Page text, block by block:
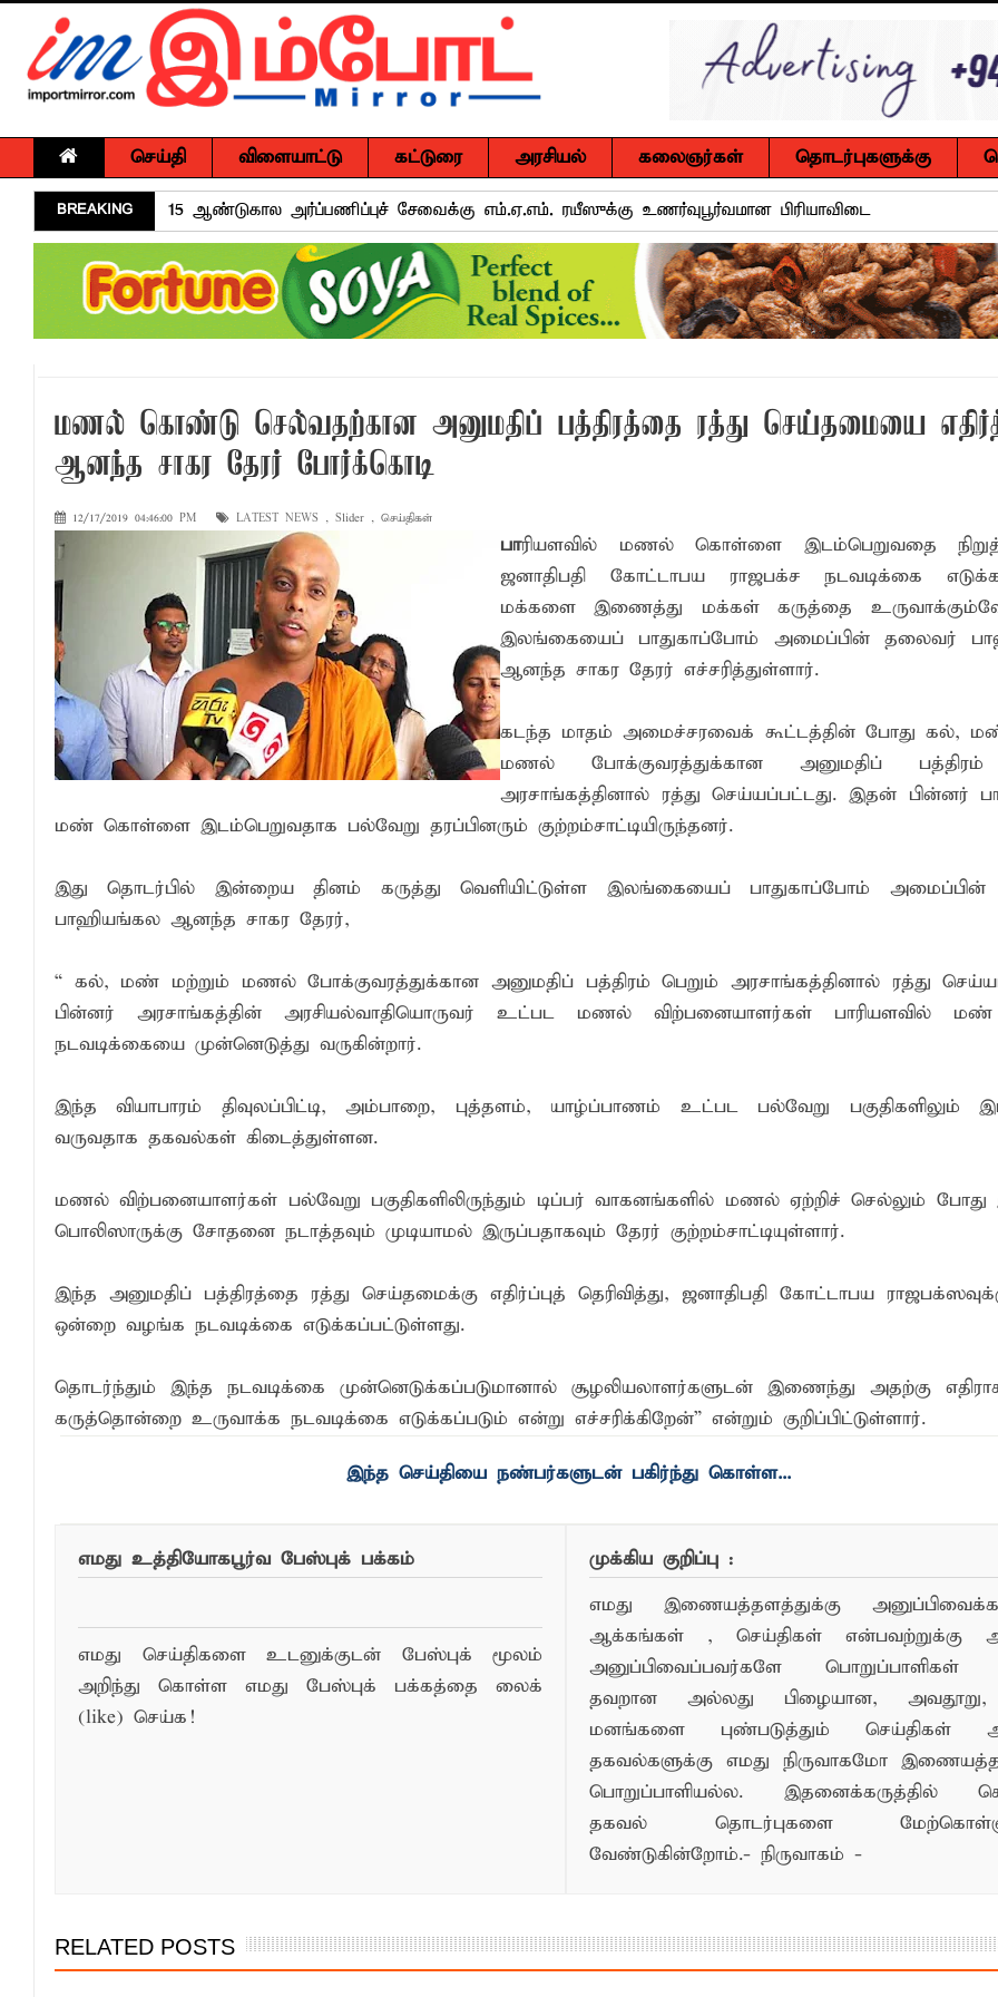
செய்தி விளையாட்டு கட்டுரை அரசியல் கலைஞர்கள் தொடர்புகளுக்கு
BREAKING
15 ஆண்டுகால அர்ப்பணிப்புச் சேவைக்கு எம்.ஏ.எம். ரயீஸுக்கு உணர்வுபூர்வமான பிரியாவிடை
அர்ப்பணிப்புமிக்க சேவைக்காக முகம்மது புசைலுக்கு தென்கிழக்குப் பல்கலைக்கழகத்தில் கௌரவம்!
சுகாதார விதிமுறைகளை மீறிய வியாபாரிகளுக்கு எதிராகச் சட்ட நடவடிக்கை! மனித நுகர்வுக்குப்
மாளிகைக்காட்டிற்கு நிரந்தர மாற்று மையவாடி அமைப்பது குறித்து விசேட ஆலோசனைக் கூட்டம் :
வவுனியாவில் சர்வதேச சகோதரிகள் தினம்!
பகிடிவதைக்கு பூஜ்ஜிய சகிப்புத்தன்மை: "ஒரு மாணவனின் கனவைக் கலைக்காதீர்கள்" – தென்கிழக்குப்
கல்முனை - பாண்டிருப்பில் வீதி விபத்து ஒருவர் உயிரிழப்பு, மற்றையவர் அவசர சிகிச்சை பிரிவில்
NGO சட்டமூலத்திற்கு எதிராக பாராளுமன்ற உறுப்பினர்கள் வாக்களிக்க வேண்டும் – மனித உரிமைகள்
வேண்டுகோள்
அக்கரைப்பற்று பொலிஸ் பிரிவில் அதிரடிப் போக்குவரத்துச் சோதனை- 187 வழக்குகள் பதிவு, 23 மோட்டார்
தென்கிழக்குப் பல்கலைக்கழகத்தில் புவித் தகவல் தொழில்நுட்ப குறுகியகால கற்கைநெறி ஆரம்பம்: பன்முகக்
காலத்தின் தேவை – பீடாதிபதி பேராசிரியர் எம். எம். பாஸில்
தீகவாபியில் பயிர்ச்செய்கைகள் நாசம்- அறுவடைக்குத் தயாராகவிருந்த நெல் வயல்களை துவம்சம் செய்த
தென்கிழக்குப் பல்கலைக்கழகத்திற்கு மேலும் ஓர் பெருமை
தென்கிழக்குப் பல்கலையில் மூன்று நாட்கள், ஒன்பது அமர்வுகள்; 3,397 பட்டதாரிகளுக்கு பட்டங்கள் –
நினைவுப் பதக்கங்கள் மற்றும் சிறப்புப் பரிசுகள்
இலங்கை அஹ்திய்யா பாடசாலைகளின் 75ஆவது ஆண்டு பவள விழா ஏற்பாடுகள் தொடர்பாக அம்பாறை
தென்கிழக்குப் பல்கலைக்கழக ஊழியர் சங்கத்தின் புதிய செயலாளராக நாபி எம். முஸ்னி பதவியேற்பு
சாய்ந்தமருது லீடர் அஸ்ரப் வித்தியாலயத்தில் சுற்றாடல் சார் செயற்பாட்டு முகாம்
சாய்ந்தமருது ரியல் பிளாஸ்டர் விளையாட்டுக் கழகத்தின் ரீஜென்சி டி20 பிளாஸ்ட் கிரிக்கெட் சுற்றுப்போட்டி
சாய்ந்தமருதில் தாய்ப்பால் ஊட்டல் வாரத்தை முன்னிட்டு கர்ப்பிணி மற்றும் பாலூட்டும் தாய்மார்களுக்கான
மணல் கொண்டு செல்வதற்கான அனுமதிப் பத்திரத்தை ரத்து செய்தமையை
ஆனந்த சாகர தேரர் போர்க்கொடி
12/17/2019 04:46:00 PM LATEST NEWS , Slider , செய்திகள்
பாரியளவில் மணல் கொள்ளை இடம்பெறுவதை
ஜனாதிபதி கோட்டாபய ராஜபக்ச நடவடிக்கை
மக்களை இணைத்து மக்கள் கருத்தை
இலங்கையைப் பாதுகாப்போம் அமைப்பின் தலைவர்
ஆனந்த சாகர தேரர் எச்சரித்துள்ளார்.
கடந்த மாதம் அமைச்சரவைக் கூட்டத்தின் போது கல்,
மணல் போக்குவரத்துக்கான அனுமதிப் பத்திரம்
அரசாங்கத்தினால் ரத்து செய்யப்பட்டது. இதன் பின்னர்
மண் கொள்ளை இடம்பெறுவதாக பல்வேறு தரப்பினரும் குற்றம்சாட்டியிருந்தனர்.
இது தொடர்பில் இன்றைய தினம் கருத்து வெளியிட்டுள்ள இலங்கையைப் பாதுகாப்போம்
பாஹியங்கல ஆனந்த சாகர தேரர்,
“ கல், மண் மற்றும் மணல் போக்குவரத்துக்கான அனுமதிப் பத்திரம் பெறும் அரசாங்கத்தினால் ரத்து
பின்னர் அரசாங்கத்தின் அரசியல்வாதியொருவர் உட்பட மணல் விற்பனையாளர்கள் பாரியளவில்
நடவடிக்கையை முன்னெடுத்து வருகின்றார்.
இந்த வியாபாரம் திவுலப்பிட்டி, அம்பாறை, புத்தளம், யாழ்ப்பாணம் உட்பட பல்வேறு பகுதிகளிலும்
வருவதாக தகவல்கள் கிடைத்துள்ளன.
மணல் விற்பனையாளர்கள் பல்வேறு பகுதிகளிலிருந்தும் டிப்பர் வாகனங்களில் மணல் ஏற்றிச் செல்லும்
பொலிஸாருக்கு சோதனை நடாத்தவும் முடியாமல் இருப்பதாகவும் தேரர் குற்றம்சாட்டியுள்ளார்.
இந்த அனுமதிப் பத்திரத்தை ரத்து செய்தமைக்கு எதிர்ப்புத் தெரிவித்து, ஜனாதிபதி கோட்டாபய
ஒன்றை வழங்க நடவடிக்கை எடுக்கப்பட்டுள்ளது.
தொடர்ந்தும் இந்த நடவடிக்கை முன்னெடுக்கப்படுமானால் சூழலியலாளர்களுடன் இணைந்து அதற்கு
கருத்தொன்றை உருவாக்க நடவடிக்கை எடுக்கப்படும் என்று எச்சரிக்கிறேன்” என்றும் குறிப்பிட்டுள்ளார்.
எமது உத்தியோகபூர்வ பேஸ்புக் பக்கம்
எமது செய்திகளை உடனுக்குடன் பேஸ்புக் மூலம்
அறிந்து கொள்ள எமது பேஸ்புக் பக்கத்தை லைக்
(like) செய்க!
முக்கிய குறிப்பு :
எமது இணையத்தளத்துக்கு
ஆக்கங்கள் , செய்திகள் என்பவற்றுக்கு
அனுப்பிவைப்பவர்களே பொறுப்பாளிகள்
தவறான அல்லது பிழையான, அவதூறு,
மனங்களை புண்படுத்தும் செய்திகள்
தகவல்களுக்கு எமது நிருவாகமோ
பொறுப்பாளியல்ல. இதனைக்கருத்தில்
தகவல் தொடர்புகளை
வேண்டுகின்றோம்.- நிருவாகம் -
RELATED POSTS